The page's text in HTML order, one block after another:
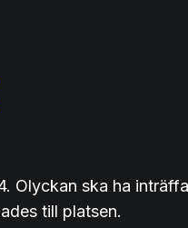
Olyckan ska ha
till platsen.